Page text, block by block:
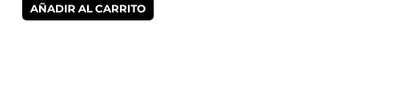
AÑADIR AL CARRITO